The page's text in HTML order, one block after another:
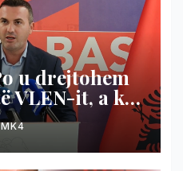
u drejtohem
VLEN-it, a ka
e